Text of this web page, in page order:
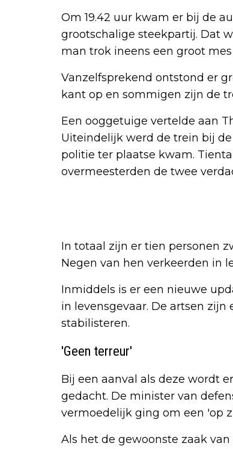
Om 19.42 uur kwam er bij de
grootschalige steekpartij. Dat
man trok ineens een groot
Vanzelfsprekend ontstond er
kant op en sommigen zijn de
Een ooggetuige vertelde aan
Uiteindelijk werd de trein bij
politie ter plaatse kwam.
overmeesterden de twee
In totaal zijn er tien personen
Negen van hen verkeerden in
Inmiddels is er een nieuwe
in levensgevaar. De artsen
stabilisteren.
'Geen terreur'
Bij een aanval als deze wordt
gedacht. De minister van
vermoedelijk ging om een 'op
Als het de gewoonste zaak